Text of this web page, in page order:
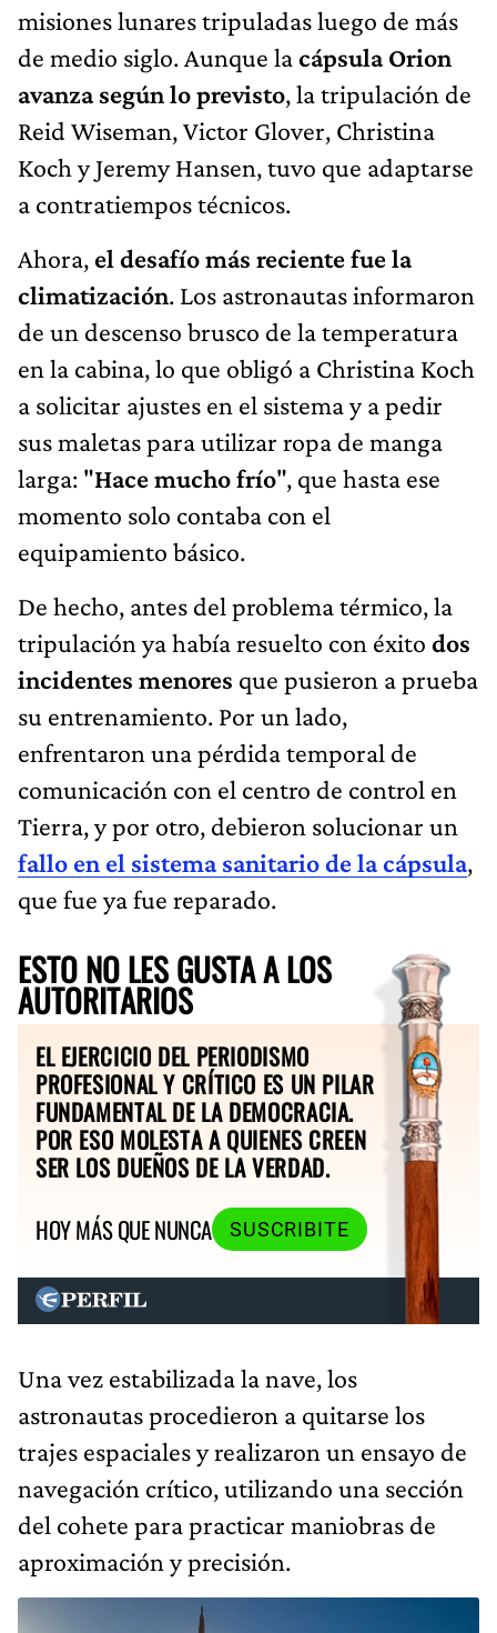
misiones lunares tripuladas luego de más
de medio siglo. Aunque lacápsula Orion
avanza según lo previsto, la tripulación de
Reid Wiseman, Victor Glover, Christina
Koch y Jeremy Hansen, tuvo que adaptarse
a contratiempos técnicos.
Ahora, el desafío más reciente fue la
climatización. Los astronautas informaron
de un descenso brusco de la temperatura
en la cabina, lo que obligó a Christina Koch
a solicitar ajustes en el sistema y a pedir
sus maletas para utilizar ropa de manga
larga: "Hace mucho frío", que hasta ese
momento solo contaba con el
equipamiento básico.
De hecho, antes del problema térmico, la
tripulación ya había resuelto con éxito dos
incidentes menores que pusieron a prueba
su entrenamiento. Por un lado,
enfrentaron una pérdida temporal de
comunicación con el centro de control en
Tierra, y por otro, debieron solucionar un
fallo en el sistema sanitario de la cápsula,
que fue ya fue reparado.
ESTO NO LES GUSTA A LOS
AUTORITARIOS
EL EJERCICIO DEL PERIODISMO
PROFESIONAL Y CRÍTICO ES UN PILAR
FUNDAMENTAL DE LA DEMOCRACIA.
POR ESO MOLESTA A QUIENES CREEN
SER LOS DUEÑOS DE LA VERDAD.
HOY MÁS QUE NUNCA
SUSCRIBITE
Una vez estabilizada la nave, los
astronautas procedieron a quitarse los
trajes espaciales y realizaron un ensayo de
navegación crítico, utilizando una sección
del cohete para practicar maniobras de
aproximación y precisión.